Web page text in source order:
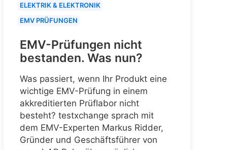
ELEKTRIK & ELEKTRONIK
EMV PRÜFUNGEN
EMV-Prüfungen nicht
bestanden. Was nun?
Was passiert, wenn Ihr Produkt eine
wichtige EMV-Prüfung in einem
akkreditierten Prüflabor nicht
besteht? testxchange sprach mit
dem EMV-Experten Markus Ridder,
Gründer und Geschäftsführer von